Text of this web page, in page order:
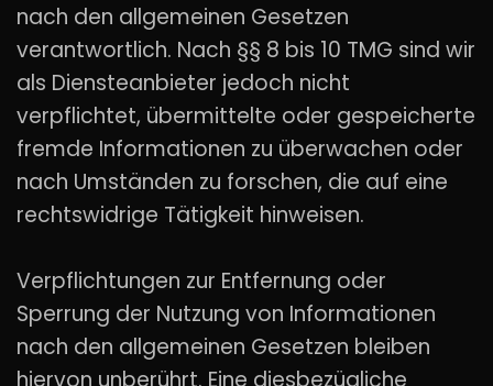
nach den allgemeinen Gesetzen
verantwortlich. Nach §§ 8 bis 10 TMG sind wir
als Diensteanbieter jedoch nicht
verpflichtet, übermittelte oder gespeicherte
fremde Informationen zu überwachen oder
nach Umständen zu forschen, die auf eine
rechtswidrige Tätigkeit hinweisen.
Verpflichtungen zur Entfernung oder
Sperrung der Nutzung von Informationen
nach den allgemeinen Gesetzen bleiben
hiervon unberührt. Eine diesbezügliche